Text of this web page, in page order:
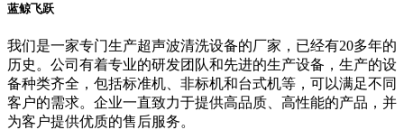
蓝鲸飞跃
我们是一家专门生产超声波清洗设备的厂家，已经有20多年的
历史。公司有着专业的研发团队和先进的生产设备，生产的设
备种类齐全，包括标准机、非标机和台式机等，可以满足不同
客户的需求。企业一直致力于提供高品质、高性能的产品，并
为客户提供优质的售后服务。